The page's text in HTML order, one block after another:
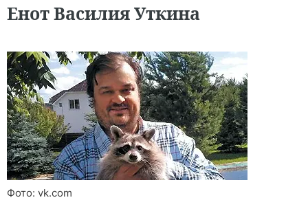
Енот Василия Уткина
Фото: vk.com